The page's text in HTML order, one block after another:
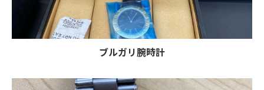
ブルガリ腕時計